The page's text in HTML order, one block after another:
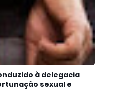
à delegacia
sexual e